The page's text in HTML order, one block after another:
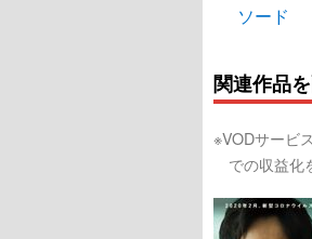
ソード
関連作品
※VODサービ
での収益化